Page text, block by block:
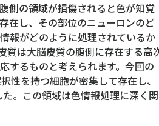
側の領域が損傷されると色が知覚
在し、その部位のニューロンのど
報がどのように処理されているか
質は大脳皮質の腹側に存在する高
するものと考えられます。今回の
を持つ細胞が密集して存在し、
。この領域は色情報処理に深く関